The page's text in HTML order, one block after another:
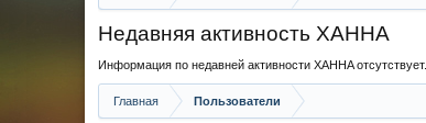
Недавняя активность XAHHA
Информация по недавней активности XAHHA отсутствует.
Главная Пользователи